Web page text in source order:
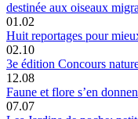
destinée aux oiseaux
01.02
Huit reportages pour
02.10
3e édition Concours
12.08
Faune et flore s’en
07.07